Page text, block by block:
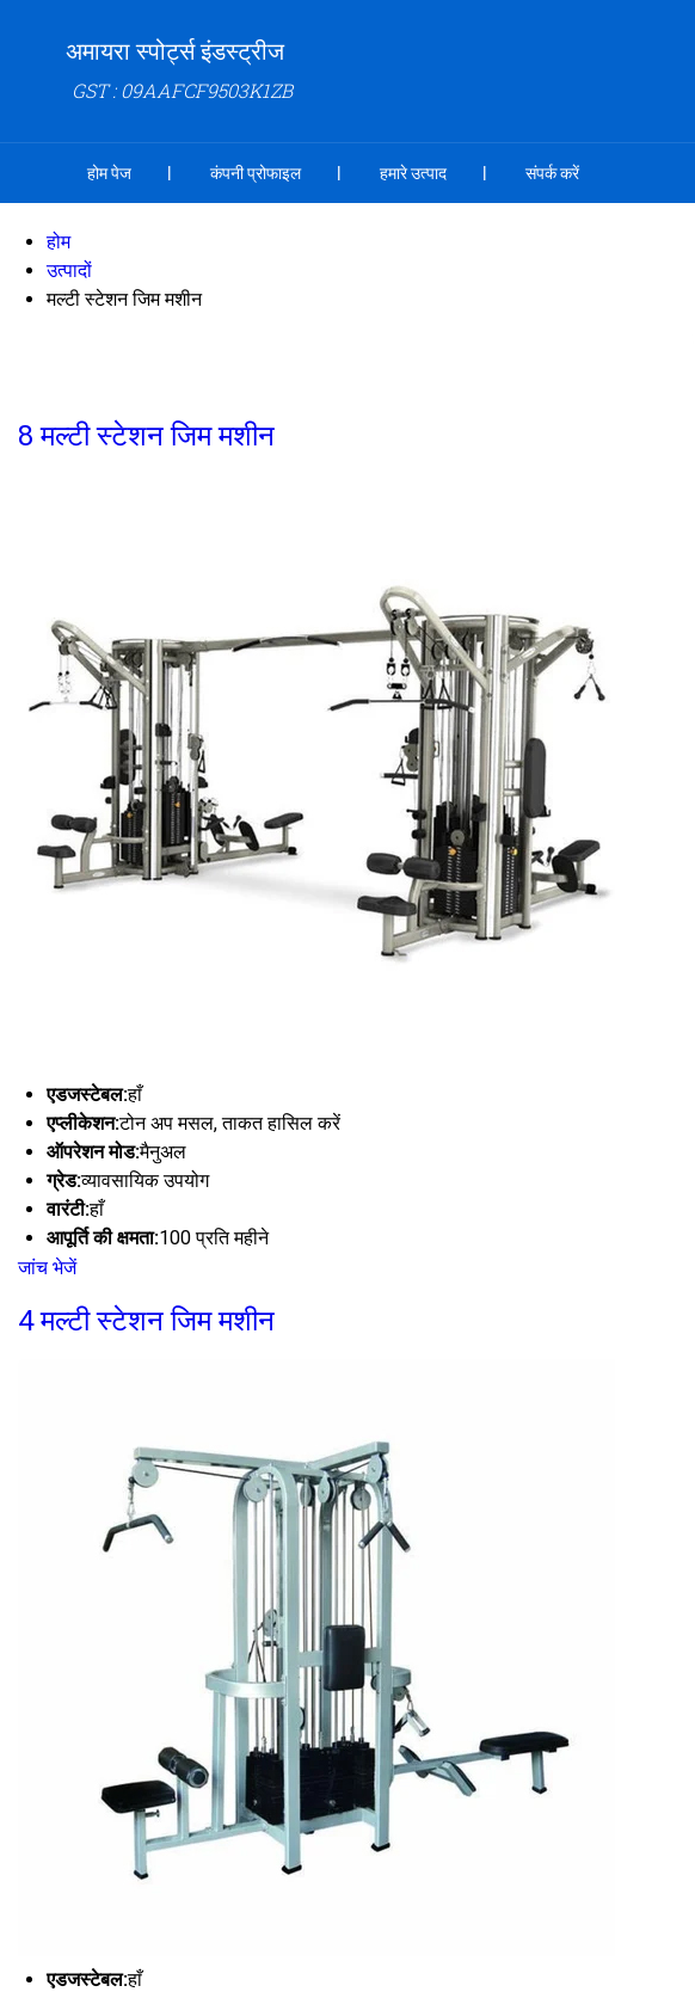
अमायरा स्पोर्ट्स इंडस्ट्रीज
GST : 09AAFCF9503K1ZB
होम पेज कंपनी प्रोफाइल हमारे उत्पाद संपर्क करें
होम
उत्पादों
मल्टी स्टेशन जिम मशीन
8 मल्टी स्टेशन जिम मशीन
एडजस्टेबल:हाँ
एप्लीकेशन:टोन अप मसल, ताकत हासिल करें
ऑपरेशन मोड:मैनुअल
ग्रेड:व्यावसायिक उपयोग
वारंटी:हाँ
आपूर्ति की क्षमता:100 प्रति महीने
जांच भेजें
4 मल्टी स्टेशन जिम मशीन
एडजस्टेबल:हाँ